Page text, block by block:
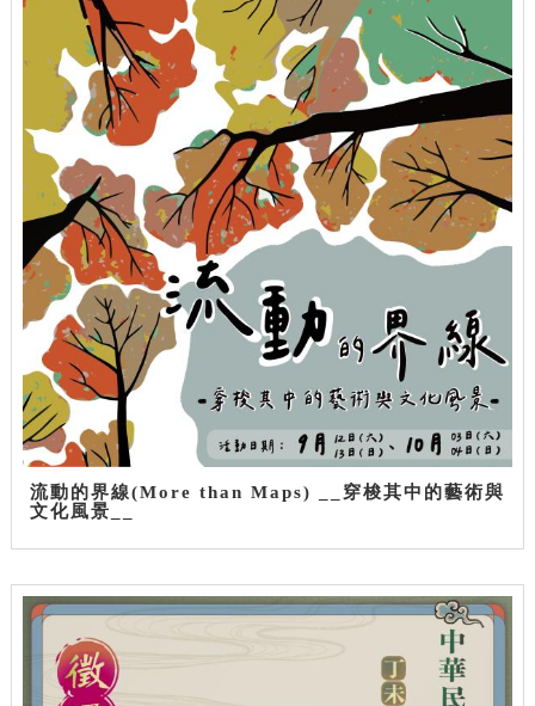
流動的界線(More than Maps) __穿梭其中的藝術與
文化風景__